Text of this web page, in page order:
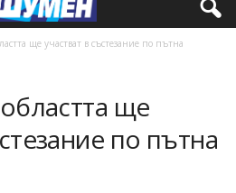
ще участват в състезание по пътна
ще
по пътна